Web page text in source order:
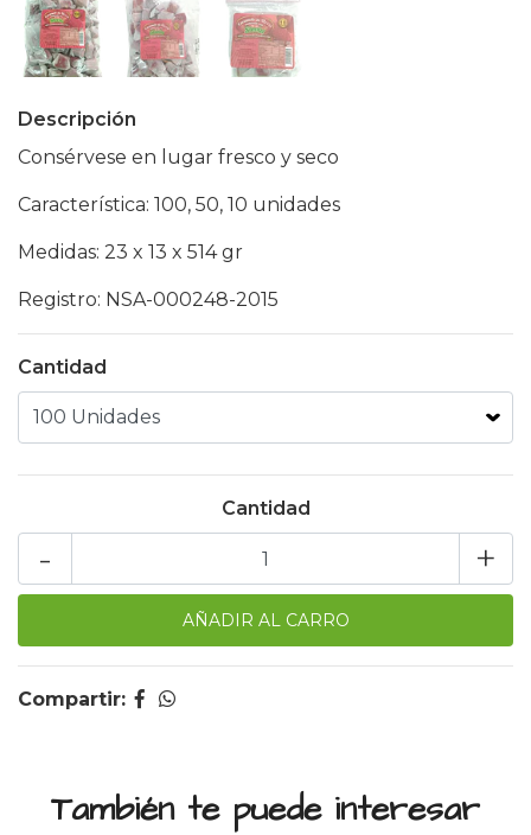
Descripción
Consérvese en lugar fresco y seco
Característica: 100, 50, 10 unidades
Medidas: 23 x 13 x 514 gr
Registro: NSA-000248-2015
Cantidad
Cantidad
+
-
Compartir:
También te puede interesar